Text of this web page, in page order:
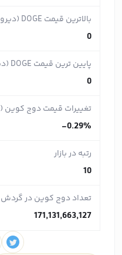
بالاترین قیمت DOGE (دیروز)
0
پایین ترین قیمت DOGE (دیروز)
0
تغییرات قیمت دوج کوین (۱ روزه)
-0.29%
رتبه در بازار
10
تعداد دوج کوین در گردش
171,131,663,127